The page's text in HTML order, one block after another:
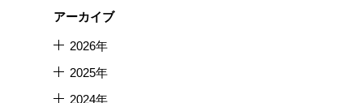
アーカイブ
2026年
2025年
2024年